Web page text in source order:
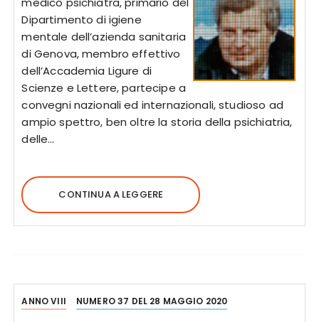
Dipartimento di igiene
mentale dell’azienda sanitaria
di Genova, membro effettivo
dell’Accademia Ligure di
Scienze e Lettere, partecipe a
convegni nazionali ed internazionali, studioso ad
ampio spettro, ben oltre la storia della psichiatria,
delle…
CONTINUA A LEGGERE
ANNO VIII NUMERO 37 DEL 28 MAGGIO 2020